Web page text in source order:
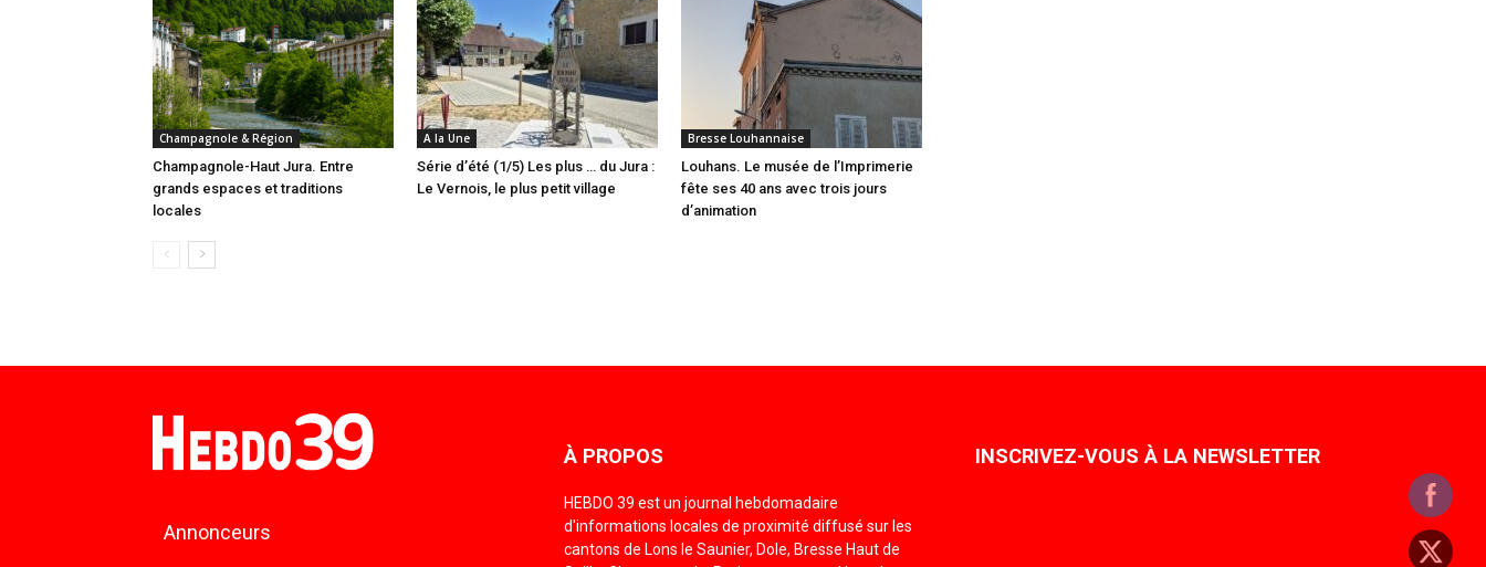
Champagnole & Région
Champagnole-Haut Jura. Entre
grands espaces et traditions
locales
A la Une
Série d’été (1/5) Les plus … du Jura :
Le Vernois, le plus petit village
Bresse Louhannaise
Louhans. Le musée de l’Imprimerie
fête ses 40 ans avec trois jours
d’animation